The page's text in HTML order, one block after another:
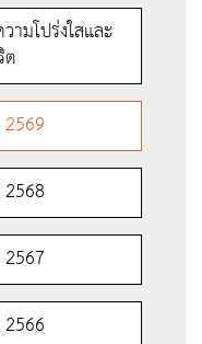
ามโปร่งใสและ